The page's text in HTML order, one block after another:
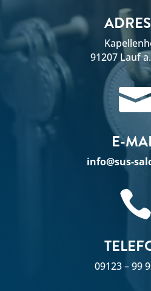
91207 Lauf
E-
info@sus-

09123 – 99